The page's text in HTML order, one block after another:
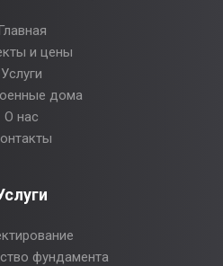
и цены
Услуги
дома
О нас
фундамента